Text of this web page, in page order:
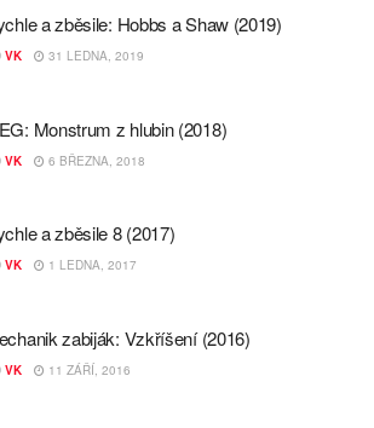
a zběsile: Hobbs a Shaw (2019)
VK 31 LEDNA, 2019
Monstrum z hlubin (2018)
VK 6 BŘEZNA, 2018
a zběsile 8 (2017)
VK 1 LEDNA, 2017
zabiják: Vzkříšení (2016)
VK 11 ZÁŘÍ, 2016